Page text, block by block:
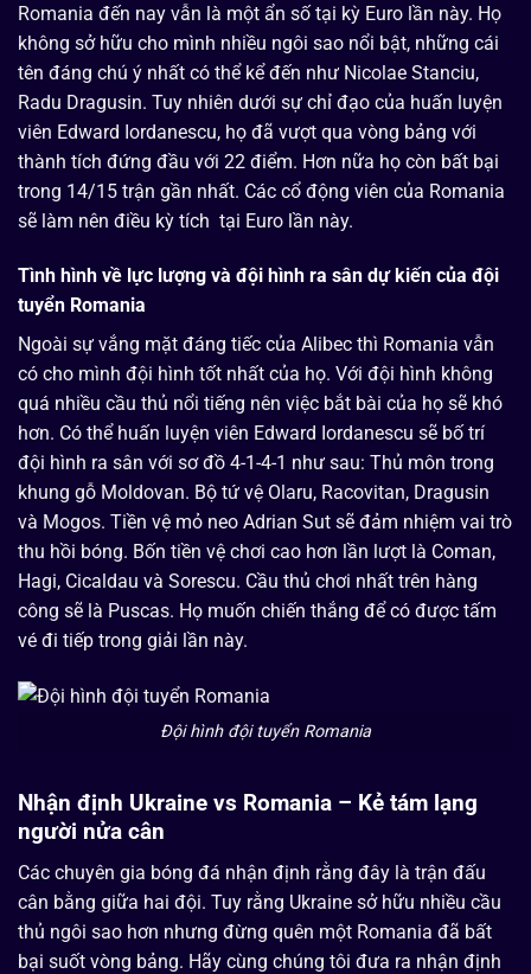
Romania đến nay vẫn là một ẩn số tại kỳ Euro lần này. Họ
không sở hữu cho mình nhiều ngôi sao nổi bật, những cái
tên đáng chú ý nhất có thể kể đến như Nicolae Stanciu,
Radu Dragusin. Tuy nhiên dưới sự chỉ đạo của huấn luyện
viên Edward Iordanescu, họ đã vượt qua vòng bảng với
thành tích đứng đầu với 22 điểm. Hơn nữa họ còn bất bại
trong 14/15 trận gần nhất. Các cổ động viên của Romania
sẽ làm nên điều kỳ tích tại Euro lần này.
Tình hình về lực lượng và đội hình ra sân dự kiến của đội
tuyển Romania
Ngoài sự vắng mặt đáng tiếc của Alibec thì Romania vẫn
có cho mình đội hình tốt nhất của họ. Với đội hình không
quá nhiều cầu thủ nổi tiếng nên việc bắt bài của họ sẽ khó
hơn. Có thể huấn luyện viên Edward Iordanescu sẽ bố trí
đội hình ra sân với sơ đồ 4-1-4-1 như sau: Thủ môn trong
khung gỗ Moldovan. Bộ tứ vệ Olaru, Racovitan, Dragusin
và Mogos. Tiền vệ mỏ neo Adrian Sut sẽ đảm nhiệm vai trò
thu hồi bóng. Bốn tiền vệ chơi cao hơn lần lượt là Coman,
Hagi, Cicaldau và Sorescu. Cầu thủ chơi nhất trên hàng
công sẽ là Puscas. Họ muốn chiến thắng để có được tấm
vé đi tiếp trong giải lần này.
Đội hình đội tuyển Romania
Nhận định Ukraine vs Romania – Kẻ tám lạng
người nửa cân
Các chuyên gia bóng đá nhận định rằng đây là trận đấu
cân bằng giữa hai đội. Tuy rằng Ukraine sở hữu nhiều cầu
thủ ngôi sao hơn nhưng đừng quên một Romania đã bất
bại suốt vòng bảng. Hãy cùng chúng tôi đưa ra nhận định